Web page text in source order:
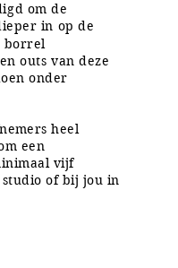
om de
in op de
borrel
outs van deze
onder
heel
een
vijf
of bij jou in